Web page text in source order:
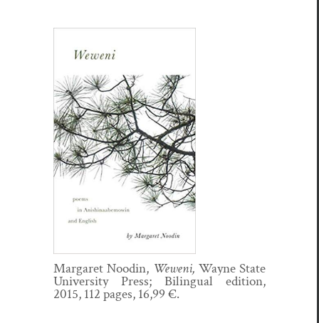
Mar­garet Nood­in, Weweni, Wayne State
Uni­ver­si­ty Press; Bilin­gual edi­tion,
2015, 112 pages, 16,99 €.